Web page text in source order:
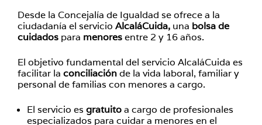
Desde la Concejalía de Igualdad se ofrece a la
ciudadanía el servicio AlcaláCuida, una bolsa de
cuidados para menoresentre 2 y 16 años.
El objetivo fundamental del servicio AlcaláCuida es
facilitar la conciliaciónde la vida laboral, familiar y
personal de familias con menores a cargo.
El servicio es gratuitoa cargo de profesionales
especializados para cuidar a menores en el